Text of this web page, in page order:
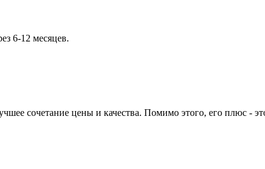
6-12 месяцев.
сочетание цены и качества. Помимо этого, его плюс -